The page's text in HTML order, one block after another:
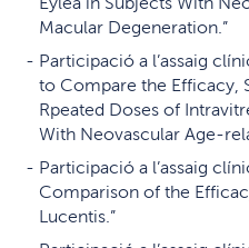
Macular Degeneration.”
Participació a l’assaig
to Compare the Efficacy,
Rpeated Doses of
With Neovascular Age-
Participació a l’assaig
Comparison of the
Lucentis.”